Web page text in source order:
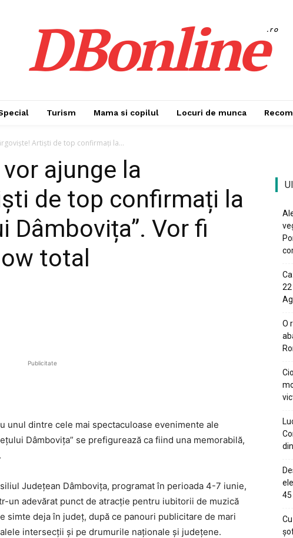
DBonline.ro
Turism Mama si copilul Locuri de munca
Artiști de top confirmați la...
ajunge la
de top confirmați la
Dâmbovița”. Vor fi
total
Publicitate
unul dintre cele mai spectaculoase evenimente ale
Dâmbovița” se prefigurează ca fiind una memorabilă,
Județean Dâmbovița, programat în perioada 4-7 iunie,
un adevărat punct de atracție pentru iubitorii de muzică
simte deja în județ, după ce panouri publicitare de mari
intersecții și pe drumurile naționale și județene.
22
O